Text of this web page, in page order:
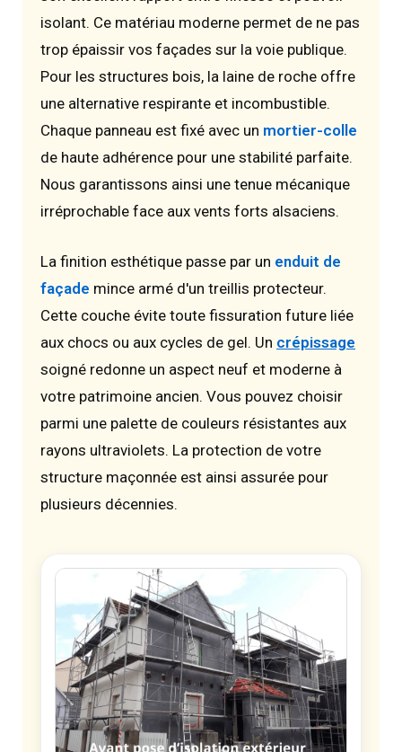
isolant. Ce matériau moderne permet de ne pas
trop épaissir vos façades sur la voie publique.
Pour les structures bois, la laine de roche offre
une alternative respirante et incombustible.
Chaque panneau est fixé avec un mortier-colle
de haute adhérence pour une stabilité parfaite.
Nous garantissons ainsi une tenue mécanique
irréprochable face aux vents forts alsaciens.
La finition esthétique passe par un enduit de
façade mince armé d'un treillis protecteur.
Cette couche évite toute fissuration future liée
aux chocs ou aux cycles de gel. Un crépissage
soigné redonne un aspect neuf et moderne à
votre patrimoine ancien. Vous pouvez choisir
parmi une palette de couleurs résistantes aux
rayons ultraviolets. La protection de votre
structure maçonnée est ainsi assurée pour
plusieurs décennies.